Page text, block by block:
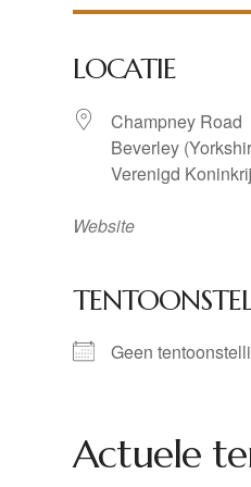
LOCATIE
Champney Road
Beverley
Verenigd
Website
Geen
Actuele